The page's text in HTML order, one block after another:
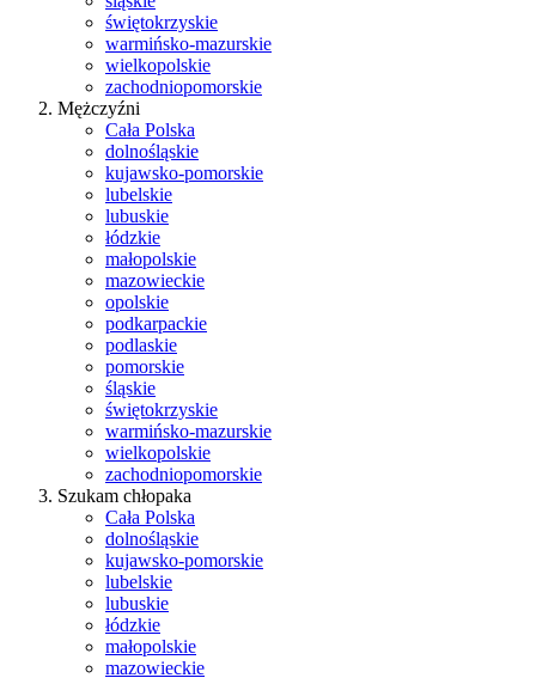
świętokrzyskie
warmińsko-mazurskie
wielkopolskie
zachodniopomorskie
Mężczyźni
Cała Polska
dolnośląskie
kujawsko-pomorskie
lubelskie
lubuskie
łódzkie
małopolskie
mazowieckie
opolskie
podkarpackie
podlaskie
pomorskie
śląskie
świętokrzyskie
warmińsko-mazurskie
wielkopolskie
zachodniopomorskie
Szukam chłopaka
Cała Polska
dolnośląskie
kujawsko-pomorskie
lubelskie
lubuskie
łódzkie
małopolskie
mazowieckie